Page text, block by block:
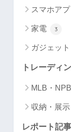
スマホアプ
家電 3
ガジェット
トレーディ
MLB・NPB
収納・展示
レポート記事